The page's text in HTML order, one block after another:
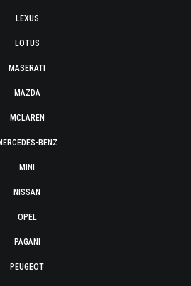
LEXUS
LOTUS
MASERATI
MAZDA
MCLAREN
BENZ
MINI
NISSAN
OPEL
PAGANI
PEUGEOT